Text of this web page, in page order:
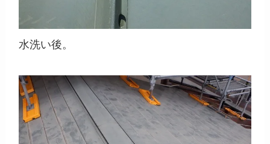
水洗い後。